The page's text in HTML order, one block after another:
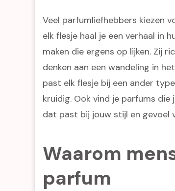
Veel parfumliefhebbers kiezen
elk flesje haal je een verhaal in
maken die ergens op lijken. Zij
denken aan een wandeling in
past elk flesje bij een ander
kruidig. Ook vind je parfums
dat past bij jouw stijl en gevoel
Waarom
parfum